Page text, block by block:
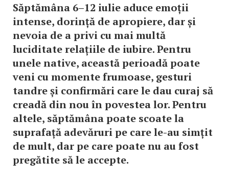
Săptămâna 6–12 iulie aduce emoții
intense, dorință de apropiere, dar și
nevoia de a privi cu mai multă
luciditate relațiile de iubire. Pentru
unele native, această perioadă poate
veni cu momente frumoase, gesturi
tandre și confirmări care le dau curaj să
creadă din nou în povestea lor. Pentru
altele, săptămâna poate scoate la
suprafață adevăruri pe care le-au simțit
de mult, dar pe care poate nu au fost
pregătite să le accepte.